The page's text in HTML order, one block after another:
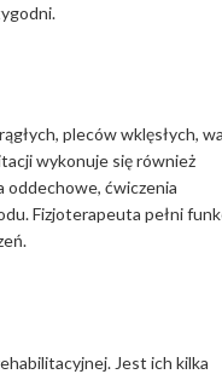
pleców wklęsłych,
wykonuje się również
oddechowe, ćwiczenia
Fizjoterapeuta pełni
Jest ich kilka